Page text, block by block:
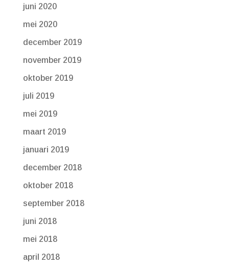
juni 2020
mei 2020
december 2019
november 2019
oktober 2019
juli 2019
mei 2019
maart 2019
januari 2019
december 2018
oktober 2018
september 2018
juni 2018
mei 2018
april 2018